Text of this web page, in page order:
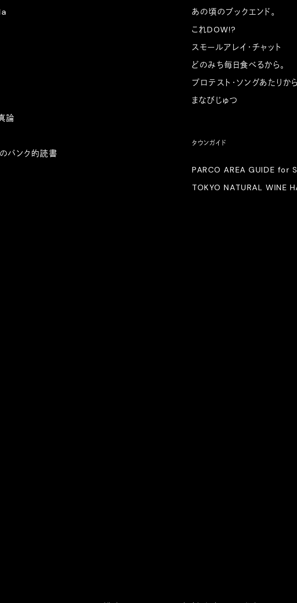
論
パンク的読書
あの頃のブックエンド。
これDOW!?
スモールアレイ・チャット
どのみち毎日食べるから。
プロテスト・ソングあたり
まなびじゅつ
タウンガイド
PARCO AREA GUIDE for
TOKYO NATURAL WINE